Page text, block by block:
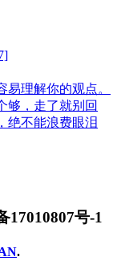
理解你的观点。
够，走了就别回
绝不能浪费眼泪
号-1
.